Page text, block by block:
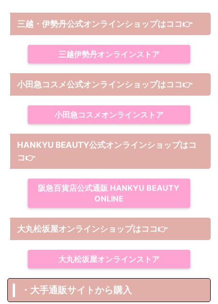
三越・伊勢丹公式オンラインショップはココ👉
三越伊勢丹オンラインストア
小田急コスメ公式オンラインショップはココ👉
小田急コスメオンラインストア
HANKYU BEAUTY公式オンラインショップはコ
コ👉
阪急百貨店公式通販 HANKYU BEAUTY
ONLINE
大丸松坂屋オンラインショップはココ👉
大丸松坂屋オンラインストア
・大手通販サイトから購入